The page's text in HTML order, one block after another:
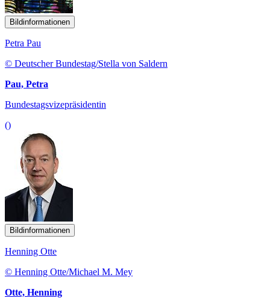
Bildinformationen
Petra Pau
© Deutscher Bundestag/Stella von Saldern
Pau, Petra
Bundestagsvizepräsidentin
()
Bildinformationen
Henning Otte
© Henning Otte/Michael M. Mey
Otte, Henning